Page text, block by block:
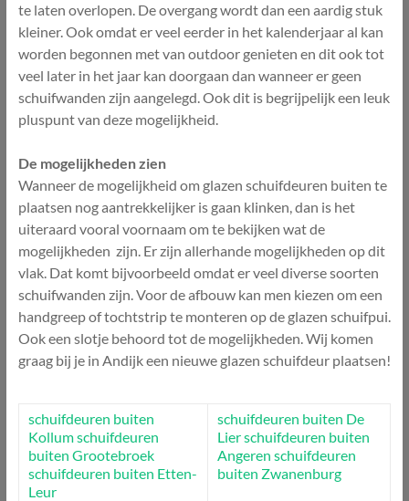
te laten overlopen. De overgang wordt dan een aardig stuk
kleiner. Ook omdat er veel eerder in het kalenderjaar al kan
worden begonnen met van outdoor genieten en dit ook tot
veel later in het jaar kan doorgaan dan wanneer er geen
schuifwanden zijn aangelegd. Ook dit is begrijpelijk een leuk
pluspunt van deze mogelijkheid.
De mogelijkheden zien
Wanneer de mogelijkheid om glazen schuifdeuren buiten te
plaatsen nog aantrekkelijker is gaan klinken, dan is het
uiteraard vooral voornaam om te bekijken wat de
mogelijkheden zijn. Er zijn allerhande mogelijkheden op dit
vlak. Dat komt bijvoorbeeld omdat er veel diverse soorten
schuifwanden zijn. Voor de afbouw kan men kiezen om een
handgreep of tochtstrip te monteren op de glazen schuifpui.
Ook een slotje behoord tot de mogelijkheden. Wij komen
graag bij je in Andijk een nieuwe glazen schuifdeur plaatsen!
schuifdeuren buiten
Kollumschuifdeuren
buiten Grootebroek
schuifdeuren buiten Etten-
Leur
schuifdeuren buiten De
Lierschuifdeuren buiten
Angeren schuifdeuren
buiten Zwanenburg